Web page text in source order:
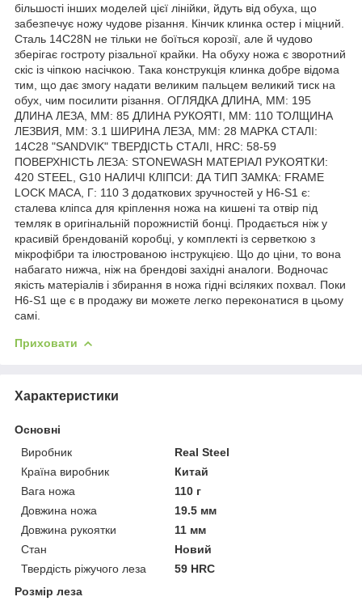
більшості інших моделей цієї лінійки, йдуть від обуха, що
забезпечує ножу чудове різання. Кінчик клинка остер і міцний.
Сталь 14C28N не тільки не боїться корозії, але й чудово
зберігає гостроту різальної крайки. На обуху ножа є зворотний
скіс із чіпкою насічкою. Така конструкція клинка добре відома
тим, що дає змогу надати великим пальцем великий тиск на
обух, чим посилити різання. ОГЛЯДКА ДЛИНА, ММ: 195
ДЛИНА ЛЕЗА, ММ: 85 ДЛИНА РУКОЯТІ, ММ: 110 ТОЛЩИНА
ЛЕЗВИЯ, ММ: 3.1 ШИРИНА ЛЕЗА, ММ: 28 МАРКА СТАЛІ:
14С28 "SANDVIK" ТВЕРДІСТЬ СТАЛІ, HRC: 58-59
ПОВЕРХНІСТЬ ЛЕЗА: STONEWASH МАТЕРІАЛ РУКОЯТКИ:
420 STEEL, G10 НАЛИЧІ КЛІПСИ: ДА ТИП ЗАМКА: FRAME
LOCK МАСА, Г: 110 З додаткових зручностей у H6-S1 є:
сталева кліпса для кріплення ножа на кишені та отвір під
темляк в оригінальній порожнистій бонці. Продається ніж у
красивій брендованій коробці, у комплекті із серветкою з
мікрофібри та ілюстрованою інструкцією. Що до ціни, то вона
набагато нижча, ніж на брендові західні аналоги. Водночас
якість матеріалів і збирання в ножа гідні всіляких похвал. Поки
H6-S1 ще є в продажу ви можете легко переконатися в цьому
самі.
Приховати
Характеристики
Основні
Виробник
Real Steel
Країна виробник
Китай
Вага ножа
110 г
Довжина ножа
19.5 мм
Довжина рукоятки
11 мм
Стан
Новий
Твердість ріжучого леза
59 HRC
Розмір леза